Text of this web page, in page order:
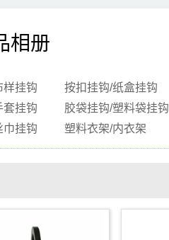
相册
样挂钩 按扣挂钩/纸盒挂钩
套挂钩 胶袋挂钩/塑料袋挂钩
巾挂钩 塑料衣架/内衣架